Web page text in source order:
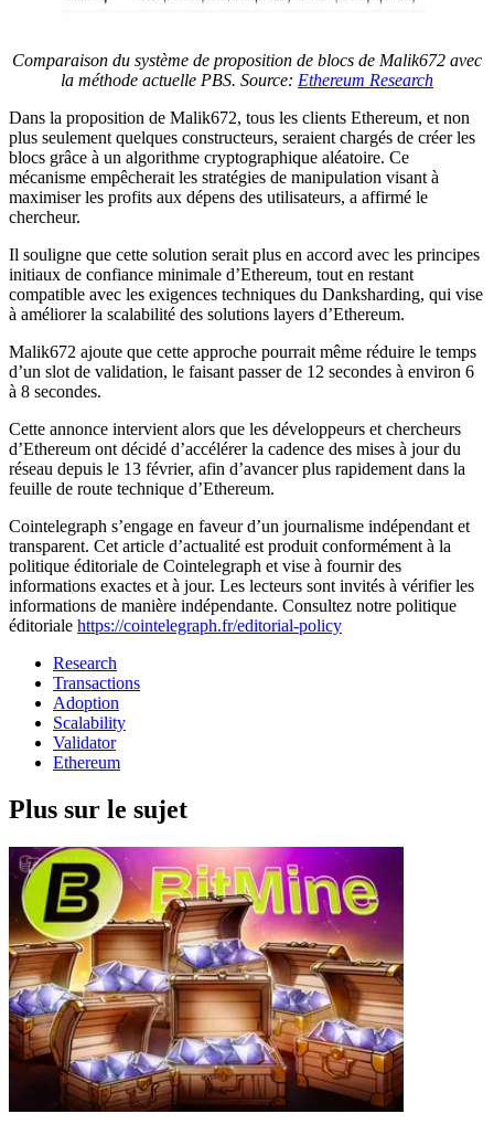
Comparaison du système de proposition de blocs de Malik672 avec
la méthode actuelle PBS. Source: Ethereum Research
Dans la proposition de Malik672, tous les clients Ethereum, et non
plus seulement quelques constructeurs, seraient chargés de créer les
blocs grâce à un algorithme cryptographique aléatoire. Ce
mécanisme empêcherait les stratégies de manipulation visant à
maximiser les profits aux dépens des utilisateurs, a affirmé le
chercheur.
Il souligne que cette solution serait plus en accord avec les principes
initiaux de confiance minimale d’Ethereum, tout en restant
compatible avec les exigences techniques du Danksharding, qui vise
à améliorer la scalabilité des solutions layers d’Ethereum.
Malik672 ajoute que cette approche pourrait même réduire le temps
d’un slot de validation, le faisant passer de 12 secondes à environ 6
à 8 secondes.
Cette annonce intervient alors que les développeurs et chercheurs
d’Ethereum ont décidé d’accélérer la cadence des mises à jour du
réseau depuis le 13 février, afin d’avancer plus rapidement dans la
feuille de route technique d’Ethereum.
Cointelegraph s’engage en faveur d’un journalisme indépendant et
transparent. Cet article d’actualité est produit conformément à la
politique éditoriale de Cointelegraph et vise à fournir des
informations exactes et à jour. Les lecteurs sont invités à vérifier les
informations de manière indépendante. Consultez notre politique
éditoriale https://cointelegraph.fr/editorial-policy
Research
Transactions
Adoption
Scalability
Validator
Ethereum
Plus sur le sujet